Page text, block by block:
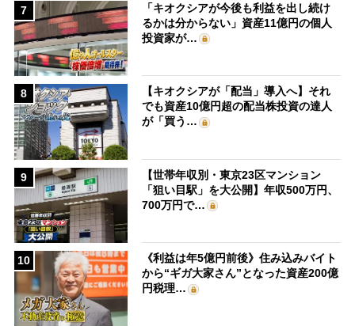
7
「キオクシアが今後も利益を出し続け
るかは分からない」資産11億円の個人
投資家が…
8
【キオクシアが「配当」導入へ】それ
でも資産10億円超の配当株投資の達人
が「買う…
9
【世帯年収別・東京23区マンション
「狙い目駅」を大公開】年収500万円、
700万円で…
10
《利益は年5億円前後》住み込みバイト
から“ギガ大家さん”となった資産200億
円税理…